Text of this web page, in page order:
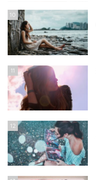
10
11
12